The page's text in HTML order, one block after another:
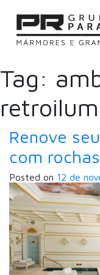
Tag:
Renove
com
Posted on 12 de